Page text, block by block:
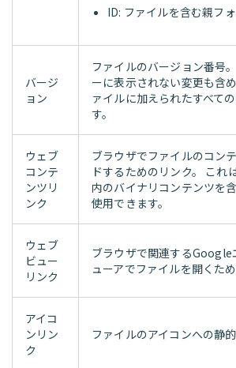
ID: ファイルを含む親フォ
バージ
ョン
ファイルのバージョン番号
ーに表示されない変更も含
ァイルに加えられたすべて
す。
ウェブ
コンテ
ンツリ
ンク
ブラウザでファイルのコン
ドするためのリンク。 こ
内のバイナリコンテンツを
使用できます。
ウェブ
ビュー
リンク
ブラウザで関連するGoogle
ューアでファイルを開くため
アイコ
ンリン
ク
ファイルのアイコンへの静